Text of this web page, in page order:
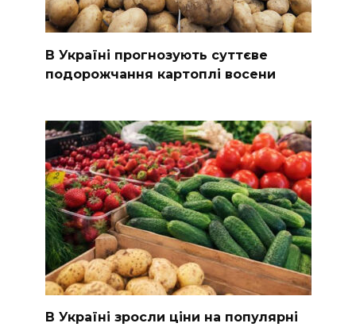
В Україні прогнозують суттєве
подорожчання картоплі восени
В Україні зросли ціни на популярні